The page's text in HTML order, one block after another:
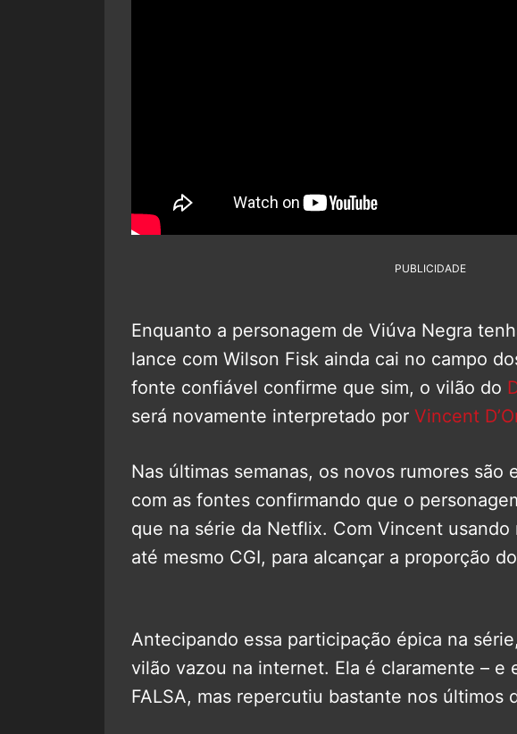
PUBLICIDADE
Enquanto a personagem de Viúva Negra
lance com Wilson Fisk ainda cai no campo
fonte confiável confirme que sim, o vilão do
será novamente interpretado por Vincent
Nas últimas semanas, os novos rumores são
com as fontes confirmando que o
que na série da Netflix. Com Vincent
até mesmo CGI, para alcançar a proporção
Antecipando essa participação épica na
vilão vazou na internet. Ela é claramente – e
FALSA, mas repercutiu bastante nos últimos